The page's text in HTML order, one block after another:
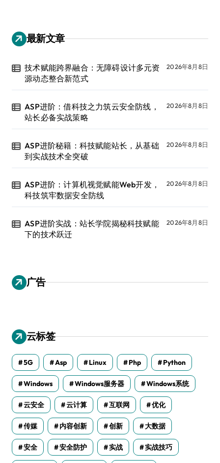
最新文章
技术赋能跨界融合：无障碍设计多元资
源动态整合新范式
2026年8月8日
ASP进阶：借科技之力筑云安全防线，
站长必备实战策略
2026年8月8日
ASP进阶秘籍：科技赋能站长，从基础
到实战技术全突破
2026年8月8日
ASP进阶：计算机视觉赋能Web开发，
科技筑牢数据安全防线
2026年8月8日
ASP进阶实战：站长学院揭秘科技赋能
下的技术跃迁
2026年8月8日
广告
云标签
5G Asp Linux Php Python
Windows Windows服务器 Windows系统
云安全 云计算 互联网 优化
传媒 内容创新 创新 大数据
安全 安全防护 实战 实战技巧